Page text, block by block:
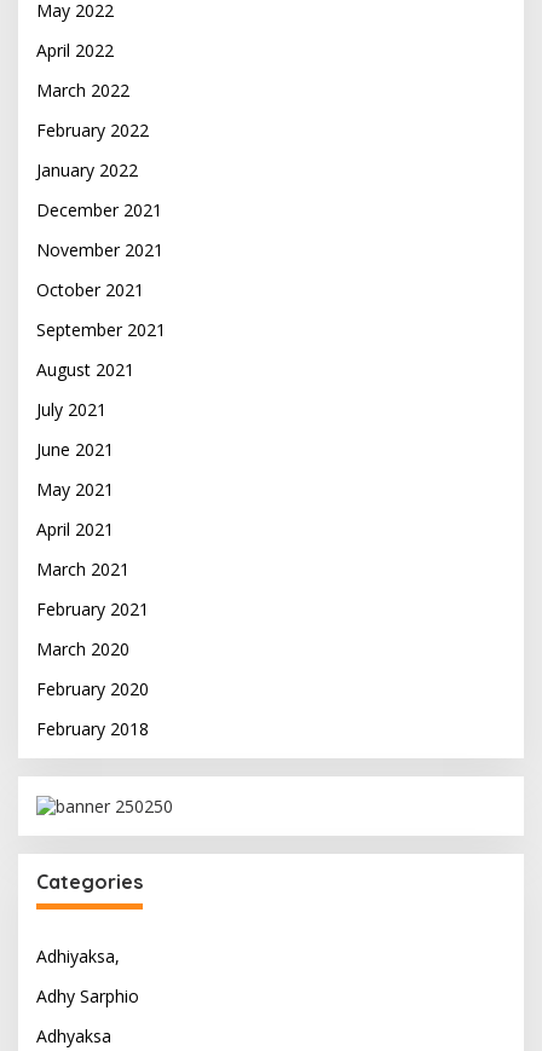
May 2022
April 2022
March 2022
February 2022
January 2022
December 2021
November 2021
October 2021
September 2021
August 2021
July 2021
June 2021
May 2021
April 2021
March 2021
February 2021
March 2020
February 2020
February 2018
Categories
Adhiyaksa,
Adhy Sarphio
Adhyaksa